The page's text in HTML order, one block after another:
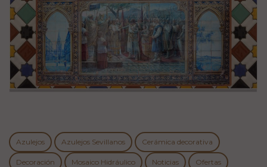
Azulejos Azulejos Sevillanos Cerámica decorativa
Decoración Mosaico Hidráulico Noticias Ofertas